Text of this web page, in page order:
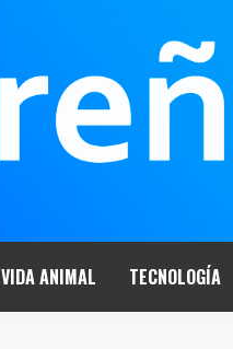
VIDA ANIMAL TECNOLOGÍA